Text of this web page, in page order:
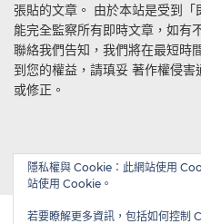
張貼的文章。 由於本站是受到
能完全監察所有即時文章，如有
聯絡我們告知，我們將在最短時
到您的權益，請瑱妥 著作權侵
或修正。
隱私權與 Cookie：此網站使用
站使用 Cookie。
若要瞭解更多資訊，包括如何控制